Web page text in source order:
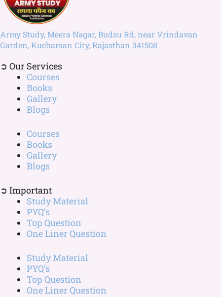
Army Study, Meera Nagar, Budsu Rd, near Vrindavan
Garden, Kuchaman City, Rajasthan 341508
➲ Our Services
Courses
Books
Gallery
Blogs
Courses
Books
Gallery
Blogs
➲ Important
Study Material
PYQ’s
Top Question
One Liner Question
Study Material
PYQ’s
Top Question
One Liner Question